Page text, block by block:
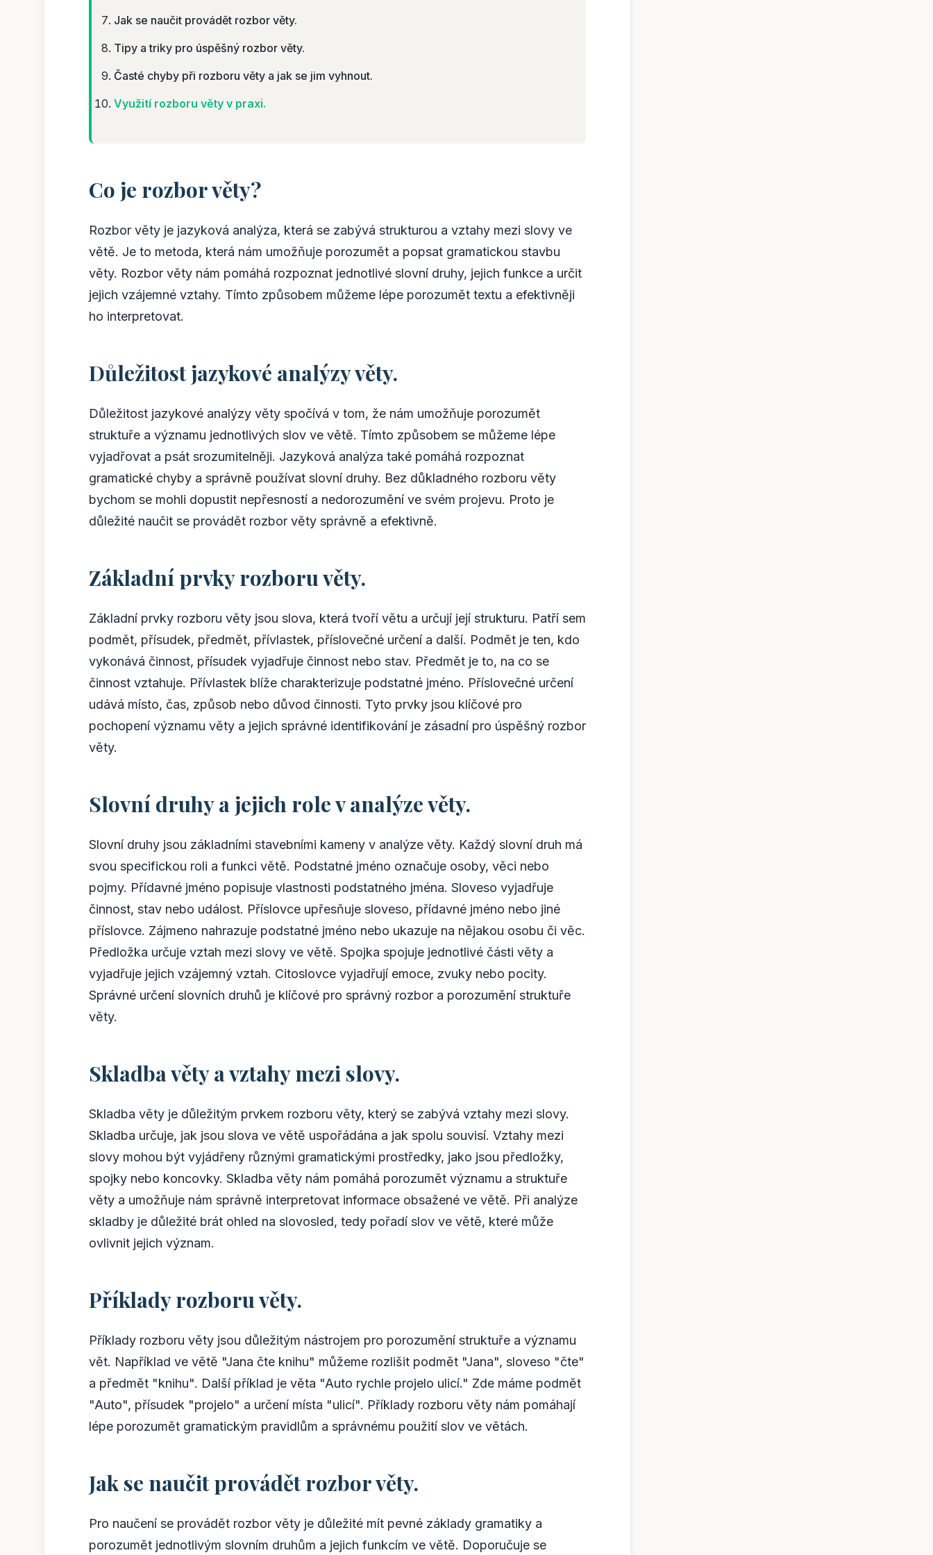
Jak se naučit provádět rozbor věty.
Tipy a triky pro úspěšný rozbor věty.
Časté chyby při rozboru věty a jak se jim vyhnout.
Využití rozboru věty v praxi.
Co je rozbor věty?
Rozbor věty je jazyková analýza, která se zabývá strukturou a vztahy mezi slovy ve
větě. Je to metoda, která nám umožňuje porozumět a popsat gramatickou stavbu
věty. Rozbor věty nám pomáhá rozpoznat jednotlivé slovní druhy, jejich funkce a určit
jejich vzájemné vztahy. Tímto způsobem můžeme lépe porozumět textu a efektivněji
ho interpretovat.
Důležitost jazykové analýzy věty.
Důležitost jazykové analýzy věty spočívá v tom, že nám umožňuje porozumět
struktuře a významu jednotlivých slov ve větě. Tímto způsobem se můžeme lépe
vyjadřovat a psát srozumitelněji. Jazyková analýza také pomáhá rozpoznat
gramatické chyby a správně používat slovní druhy. Bez důkladného rozboru věty
bychom se mohli dopustit nepřesností a nedorozumění ve svém projevu. Proto je
důležité naučit se provádět rozbor věty správně a efektivně.
Základní prvky rozboru věty.
Základní prvky rozboru věty jsou slova, která tvoří větu a určují její strukturu. Patří sem
podmět, přísudek, předmět, přívlastek, příslovečné určení a další. Podmět je ten, kdo
vykonává činnost, přísudek vyjadřuje činnost nebo stav. Předmět je to, na co se
činnost vztahuje. Přívlastek blíže charakterizuje podstatné jméno. Příslovečné určení
udává místo, čas, způsob nebo důvod činnosti. Tyto prvky jsou klíčové pro
pochopení významu věty a jejich správné identifikování je zásadní pro úspěšný rozbor
věty.
Slovní druhy a jejich role v analýze věty.
Slovní druhy jsou základními stavebními kameny v analýze věty. Každý slovní druh má
svou specifickou roli a funkci větě. Podstatné jméno označuje osoby, věci nebo
pojmy. Přídavné jméno popisuje vlastnosti podstatného jména. Sloveso vyjadřuje
činnost, stav nebo událost. Příslovce upřesňuje sloveso, přídavné jméno nebo jiné
příslovce. Zájmeno nahrazuje podstatné jméno nebo ukazuje na nějakou osobu či věc.
Předložka určuje vztah mezi slovy ve větě. Spojka spojuje jednotlivé části věty a
vyjadřuje jejich vzájemný vztah. Citoslovce vyjadřují emoce, zvuky nebo pocity.
Správné určení slovních druhů je klíčové pro správný rozbor a porozumění struktuře
věty.
Skladba věty a vztahy mezi slovy.
Skladba věty je důležitým prvkem rozboru věty, který se zabývá vztahy mezi slovy.
Skladba určuje, jak jsou slova ve větě uspořádána a jak spolu souvisí. Vztahy mezi
slovy mohou být vyjádřeny různými gramatickými prostředky, jako jsou předložky,
spojky nebo koncovky. Skladba věty nám pomáhá porozumět významu a struktuře
věty a umožňuje nám správně interpretovat informace obsažené ve větě. Při analýze
skladby je důležité brát ohled na slovosled, tedy pořadí slov ve větě, které může
ovlivnit jejich význam.
Příklady rozboru věty.
Příklady rozboru věty jsou důležitým nástrojem pro porozumění struktuře a významu
vět. Například ve větě "Jana čte knihu" můžeme rozlišit podmět "Jana", sloveso "čte"
a předmět "knihu". Další příklad je věta "Auto rychle projelo ulicí." Zde máme podmět
"Auto", přísudek "projelo" a určení místa "ulicí". Příklady rozboru věty nám pomáhají
lépe porozumět gramatickým pravidlům a správnému použití slov ve větách.
Jak se naučit provádět rozbor věty.
Pro naučení se provádět rozbor věty je důležité mít pevné základy gramatiky a
porozumět jednotlivým slovním druhům a jejich funkcím ve větě. Doporučuje se